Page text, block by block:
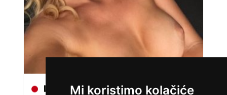
Mi koristimo kolačiće
LILIANA /
TRAŽIM: ljubav, veza, napaljivanje, razmjena